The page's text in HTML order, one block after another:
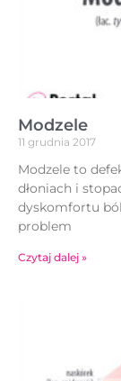
Modzele
11 grudnia 2017
Modzele to
dłoniach i
dyskomfortu
problem
Czytaj dalej »